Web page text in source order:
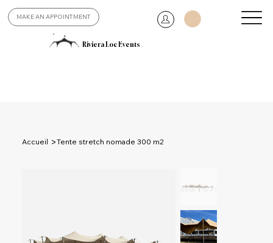
MAKE AN APPOINTMENT
Riviera Loc Events
Accueil >Tente stretch nomade 300 m2